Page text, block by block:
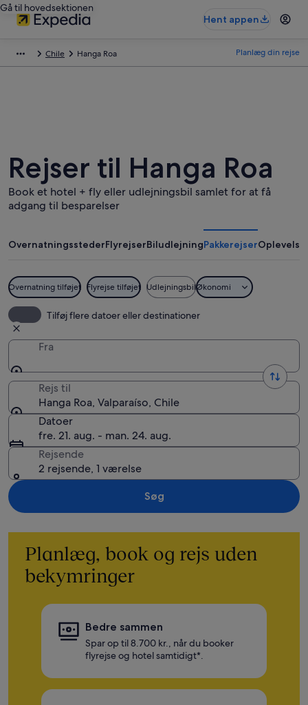
Gå til hovedsektionen
Hent appen
Chile Hanga Roa Planlæg din rejse
Rejser til Hanga Roa
Book et hotel + fly eller udlejningsbil samlet for at få
adgang til besparelser
OvernatningsstederFlyrejserBiludlejningPakkerejser
Overnatning tilføjet Flyrejse tilføjet UdlejningsbilØkonomi
Tilføj flere datoer eller destinationer
Fra
Rejs til
Hanga Roa, Valparaíso, Chile
Datoer
fre. 21. aug. - man. 24. aug.
Rejsende
2 rejsende, 1 værelse
Søg
Planlæg, book og rejs uden
bekymringer
Bedre sammen
Spar op til 8.700 kr., når du booker
flyrejse og hotel samtidigt*.